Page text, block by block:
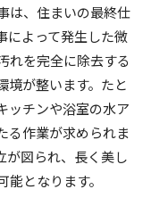
は、住まいの最終仕
によって発生した微
れを完全に除去する
境が整います。たと
ッチンや浴室の水ア
る作業が求められま
が図られ、長く美し
となります。